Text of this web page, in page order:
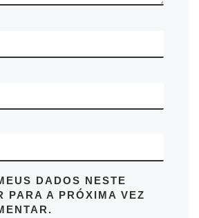
DADOS NESTE
PARA A PRÓXIMA VEZ